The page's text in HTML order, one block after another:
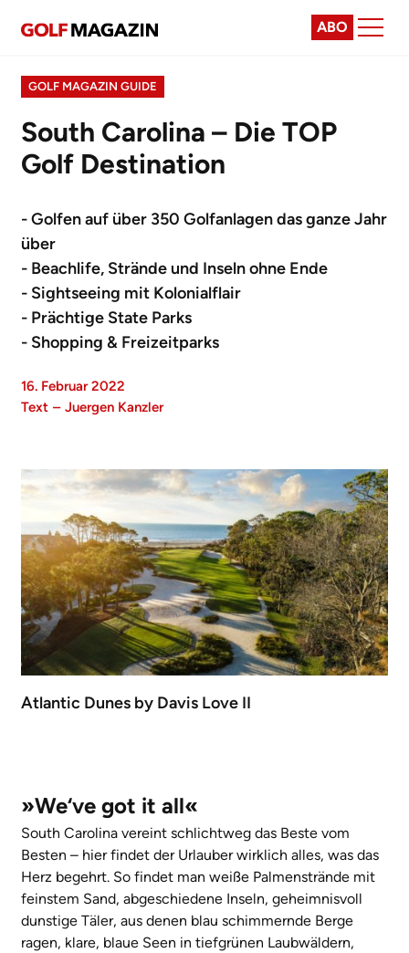
ABO
GOLF MAGAZIN GUIDE
South Carolina – Die TOP
Golf Destination
- Golfen auf über 350 Golfanlagen das ganze Jahr
über
- Beachlife, Strände und Inseln ohne Ende
- Sightseeing mit Kolonialflair
- Prächtige State Parks
- Shopping & Freizeitparks
16. Februar 2022
Text – Juergen Kanzler
Atlantic Dunes by Davis Love II
»We‘ve got it all«
South Carolina vereint schlichtweg das Beste vom
Besten – hier findet der Urlauber wirklich alles, was das
Herz begehrt. So findet man weiße Palmenstrände mit
feinstem Sand, abgeschiedene Inseln, geheimnisvoll
dunstige Täler, aus denen blau schimmernde Berge
ragen, klare, blaue Seen in tiefgrünen Laubwäldern,